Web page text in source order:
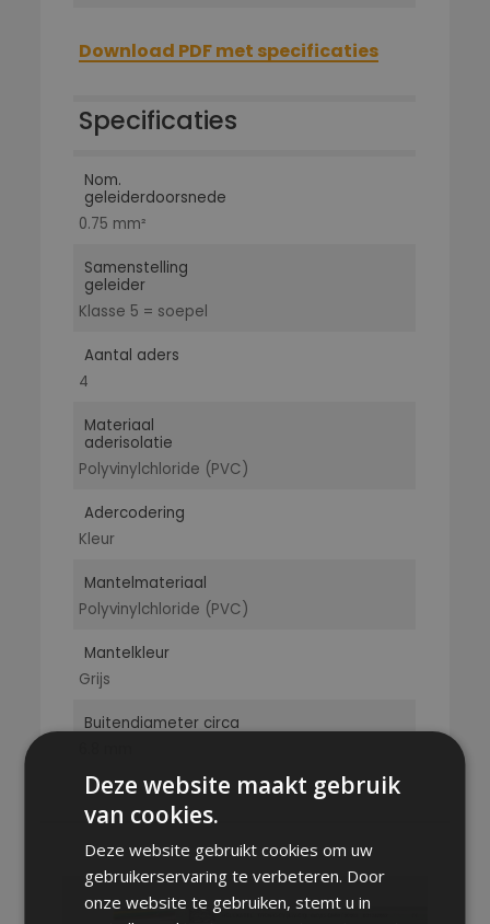
Download PDF met specificaties
Specificaties
Nom.
geleiderdoorsnede
0.75 mm²
Samenstelling
geleider
Klasse 5 = soepel
Aantal aders
4
Materiaal
aderisolatie
Polyvinylchloride (PVC)
Adercodering
Kleur
Mantelmateriaal
Polyvinylchloride (PVC)
Mantelkleur
Grijs
Buitendiameter circa
Deze website maakt gebruik
van cookies.
Deze website gebruikt cookies om uw
gebruikerservaring te verbeteren. Door
onze website te gebruiken, stemt u in